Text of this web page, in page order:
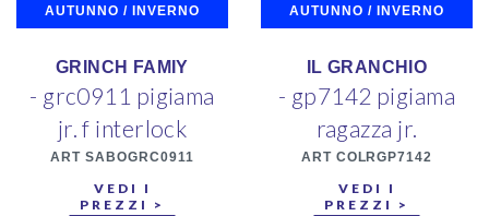
AUTUNNO / INVERNO
GRINCH FAMIY
- grc0911 pigiama
jr. f interlock
ART SABOGRC0911
VEDI I
PREZZI >
AUTUNNO / INVERNO
IL GRANCHIO
- gp7142 pigiama
ragazza jr.
ART COLRGP7142
VEDI I
PREZZI >